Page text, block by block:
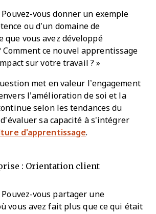
Pouvez-vous donner un exemple
ou d’un domaine de
que vous avez développé
Comment ce nouvel apprentissage
sur votre travail ? »
met en valeur l’engagement
l’amélioration de soi et la
selon les tendances du
sa capacité à s'intégrer
d'apprentissage.
: Orientation client
Pouvez-vous partager une
vous avez fait plus que ce qui était